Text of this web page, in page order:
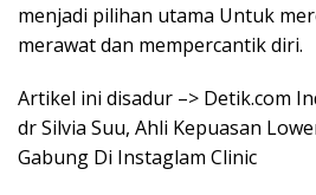
menjadi pilihan utama Untuk
merawat dan mempercantik diri.
Artikel ini disadur –> Detik.com
dr Silvia Suu, Ahli Kepuasan
Gabung Di Instaglam Clinic